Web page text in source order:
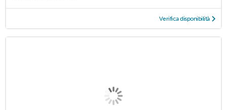
Verifica disponibilità